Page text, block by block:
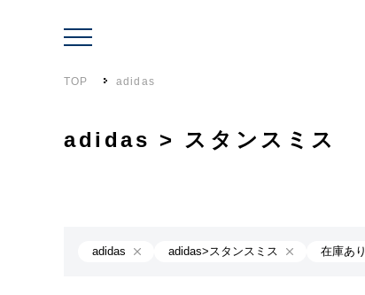
TOP adidas
adidas > スタンスミス
adidas adidas>スタンスミス 在庫あり